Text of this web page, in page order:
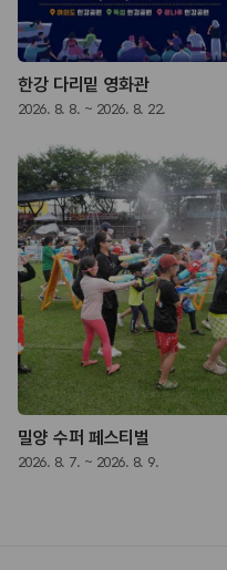
한강 다리밑 영화관
2026. 8. 8. ~ 2026. 8. 22.
밀양 수퍼 페스티벌
2026. 8. 7. ~ 2026. 8. 9.